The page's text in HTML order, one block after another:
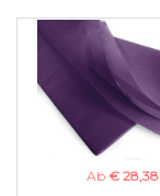
Ab € 28,38